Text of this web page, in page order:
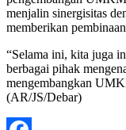
menjalin sinergisitas
memberikan
“Selama ini, kita juga
berbagai pihak
mengembangkan
(AR/JS/Debar)